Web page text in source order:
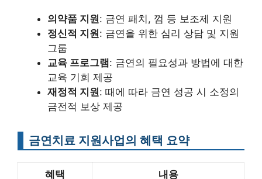
의약품 지원: 금연 패치, 껌 등 보조제 지원
정신적 지원: 금연을 위한 심리 상담 및 지원
그룹
교육 프로그램: 금연의 필요성과 방법에 대한
교육 기회 제공
재정적 지원: 때에 따라 금연 성공 시 소정의
금전적 보상 제공
금연치료 지원사업의 혜택 요약
혜택 내용